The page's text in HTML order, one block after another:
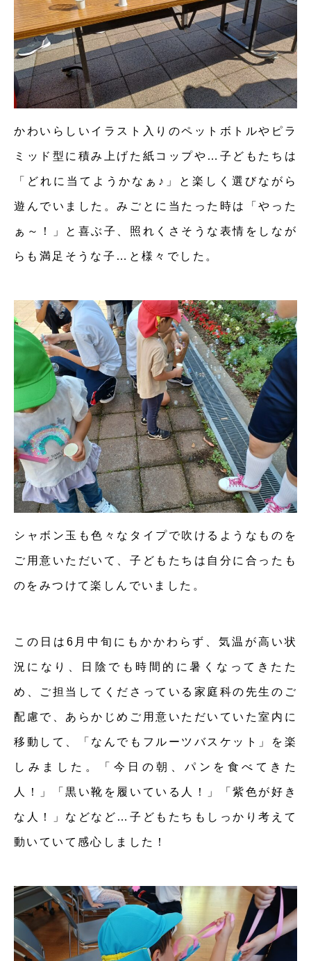
かわいらしいイラスト入りのペットボトルやピラ
ミッド型に積み上げた紙コップや…子どもたちは
「どれに当てようかなぁ♪」と楽しく選びながら
遊んでいました。みごとに当たった時は「やった
ぁ～！」と喜ぶ子、照れくさそうな表情をしなが
らも満足そうな子…と様々でした。
シャボン玉も色々なタイプで吹けるようなものを
ご用意いただいて、子どもたちは自分に合ったも
のをみつけて楽しんでいました。
この日は6月中旬にもかかわらず、気温が高い状
況になり、日陰でも時間的に暑くなってきたた
め、ご担当してくださっている家庭科の先生のご
配慮で、あらかじめご用意いただいていた室内に
移動して、「なんでもフルーツバスケット」を楽
しみました。「今日の朝、パンを食べてきた
人！」「黒い靴を履いている人！」「紫色が好き
な人！」などなど…子どもたちもしっかり考えて
動いていて感心しました！